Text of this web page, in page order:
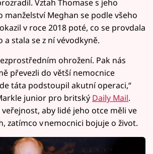
Vztah Thomase s jeho
manželství Meghan se podle všeho
v roce 2018 poté, co se provdala
stala se z ní vévodkyně.
ohrožení. Pak nás
převezli do větší nemocnice
táta podstoupil akutní operaci,“
junior pro britský Daily Mail.
aby lidé jeho otce měli ve
zatímco v nemocnici bojuje o život.